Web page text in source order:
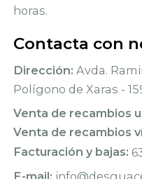
horas.
Contacta con
Dirección: Avda.
Polígono de Xaras -
Venta de recambios
Venta de recambios
Facturación y bajas:
E-mail: